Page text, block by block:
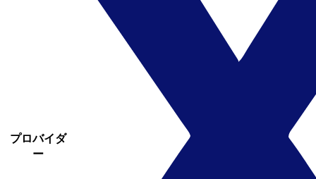
プロバイダ
ー